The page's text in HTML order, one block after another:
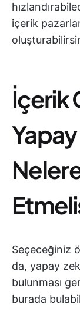
içerik
İçerik
Seçeceğiniz
da, yapay
bulunması
burada